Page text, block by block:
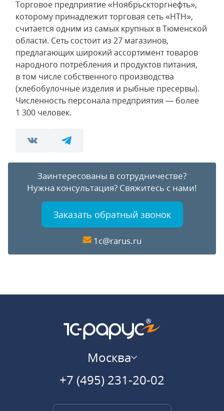
Торговое предприятие «Ноябрьскторгнефть»,
которому принадлежит торговая сеть «НТН»,
считается одним из самых крупных в Тюменской
области. Сеть состоит из 27 магазинов,
предлагающих широкий ассортимент товаров
народного потребления и продуктов питания,
в том числе собственного производства
(хлебобулочные изделия и рыбные пресервы).
Численность персонала предприятия — более
1 300 человек.
Заинтересованы в сотрудничестве?
Нужна консультация? Свяжитесь с нами!
Заказать обратный звонок
1c@rarus.ru
Москва
+7 (495) 231-20-02